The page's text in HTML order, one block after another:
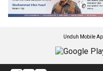
Unduh Mobile